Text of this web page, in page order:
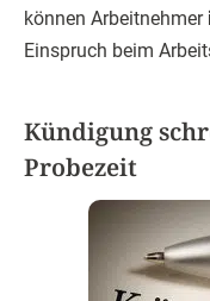
können Arbeitnehmer
Einspruch beim
Kündigung
Probezeit